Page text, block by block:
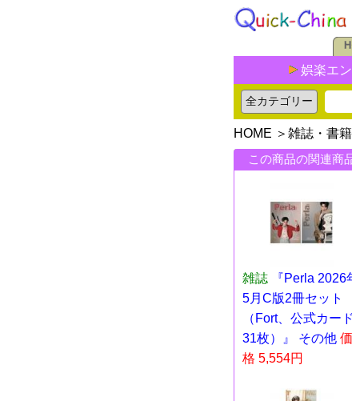
娯楽エ
HOME ＞ 雑誌・書籍
この商品の関連商
雑誌
『Perla 2026
5月C版2冊セット
（Fort、公式カード
31枚）』 その他 価
格 5,554円